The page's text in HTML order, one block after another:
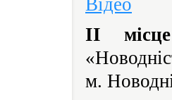
Відео
ІІ місце
м.